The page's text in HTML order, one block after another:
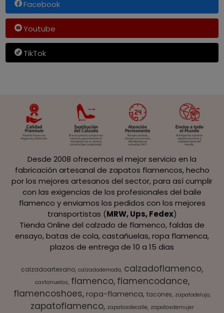
Facebook
Youtube
TikTok
Desde 2008 ofrecemos el mejor servicio en la
fabricación artesanal de zapatos flamencos, hecho
por los mejores artesanos del sector, para así cumplir
con las exigencias de los profesionales del baile
flamenco y enviamos los pedidos con los mejores
transportistas (MRW, Ups, Fedex)
Tienda Online del calzado de flamenco, faldas de
ensayo, batas de cola, castañuelas, ropa flamenca,
plazos de entrega de 10 a 15 dias
calzadoartesano calzadodemoda calzadoflamenco
castanuelas flamenco flamencodance
flamencoshoes ropa-flamenca tacones zapatodelujo
zapatoflamenco zapatosdecalle zapatosdemujer